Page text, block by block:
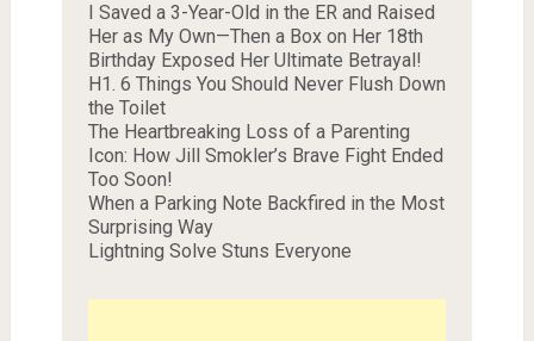
I Saved a 3-Year-Old in the ER and Raised
Her as My Own—Then a Box on Her 18th
Birthday Exposed Her Ultimate Betrayal!
H1. 6 Things You Should Never Flush Down
the Toilet
The Heartbreaking Loss of a Parenting
Icon: How Jill Smokler’s Brave Fight Ended
Too Soon!
When a Parking Note Backfired in the Most
Surprising Way
Lightning Solve Stuns Everyone